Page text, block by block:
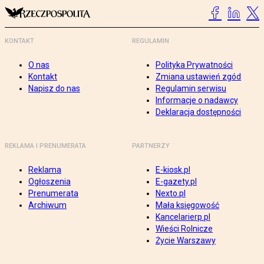
KONTAKT
O nas
Kontakt
Napisz do nas
REGULAMIN
Polityka Prywatności
Zmiana ustawień zgód
Regulamin serwisu
Informacje o nadawcy
Deklaracja dostępności
REKLAMA I PRENUMERATA
Reklama
Ogłoszenia
Prenumerata
Archiwum
PARTNERZY
E-kiosk.pl
E-gazety.pl
Nexto.pl
Mała księgowość
Kancelarierp.pl
Wieści Rolnicze
Życie Warszawy